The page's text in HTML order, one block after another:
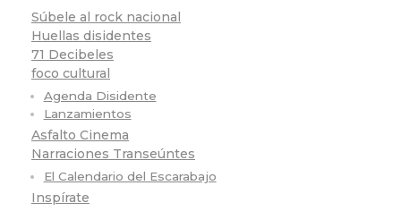
Súbele al rock nacional
Huellas disidentes
71 Decibeles
foco cultural
Agenda Disidente
Lanzamientos
Asfalto Cinema
Narraciones Transeúntes
El Calendario del Escarabajo
Inspírate